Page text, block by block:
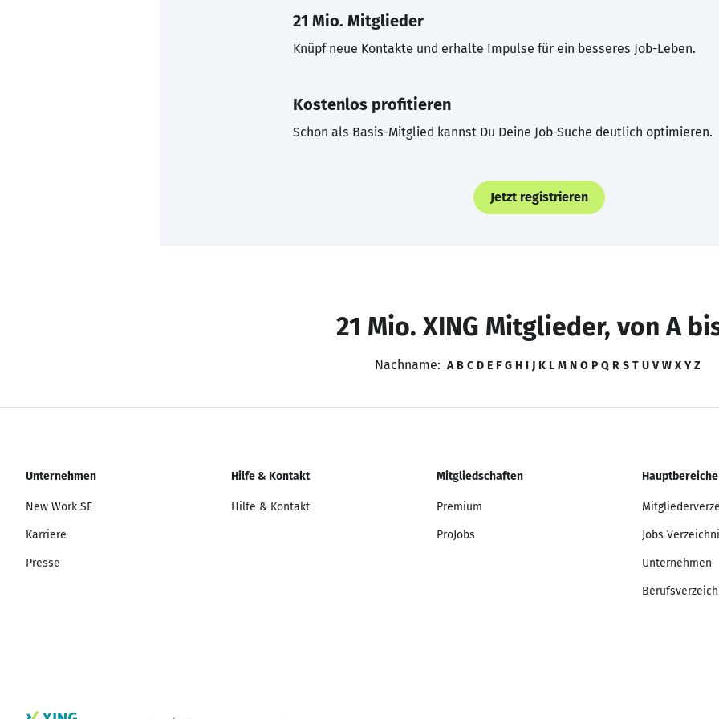
21 Mio. Mitglieder
Knüpf neue Kontakte und erhalte Impulse für ein besseres Job-Leben.
Kostenlos profitieren
Schon als Basis-Mitglied kannst Du Deine Job-Suche deutlich optimieren.
Jetzt registrieren
21 Mio. XING Mitglieder, von A
Nachname: A B C D E F G H I J K L M N O P Q R S T U V W X Y Z
Unternehmen
New Work SE
Karriere
Presse
Hilfe & Kontakt
Hilfe & Kontakt
Mitgliedschaften
Premium
ProJobs
Hauptbereiche
Jobs
Unternehmen